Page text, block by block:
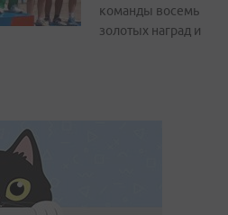
команды восемь
золотых наград и